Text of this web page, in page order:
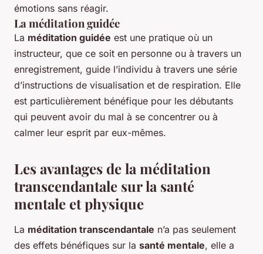
émotions sans réagir.
La méditation guidée
La méditation guidée est une pratique où un
instructeur, que ce soit en personne ou à travers un
enregistrement, guide l’individu à travers une série
d’instructions de visualisation et de respiration. Elle
est particulièrement bénéfique pour les débutants
qui peuvent avoir du mal à se concentrer ou à
calmer leur esprit par eux-mêmes.
Les avantages de la méditation
transcendantale sur la santé
mentale et physique
La méditation transcendantale n’a pas seulement
des effets bénéfiques sur la santé mentale, elle a